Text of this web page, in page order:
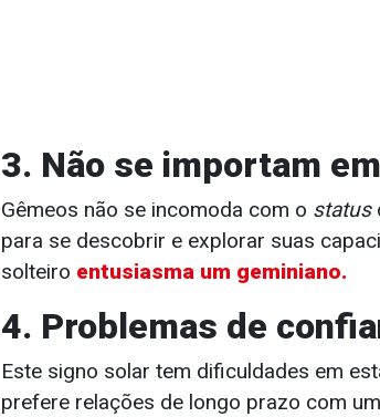
3. Não se importam
Gêmeos não se incomoda com o status
para se descobrir e explorar suas
solteiro entusiasma um geminiano.
4. Problemas de
Este signo solar tem dificuldades em
prefere relações de longo prazo com